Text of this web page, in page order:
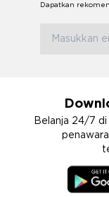
Dapatkan
Belanja 24/7 di